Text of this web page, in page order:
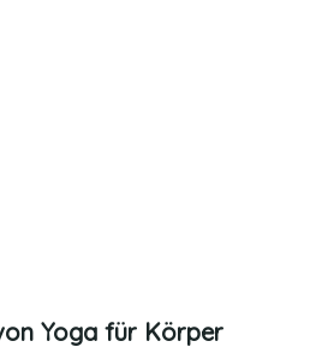
Yoga für Körper